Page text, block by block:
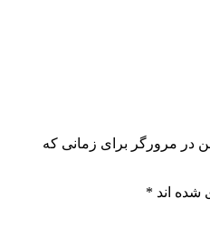
در مرورگر برای زمانی که
اند *